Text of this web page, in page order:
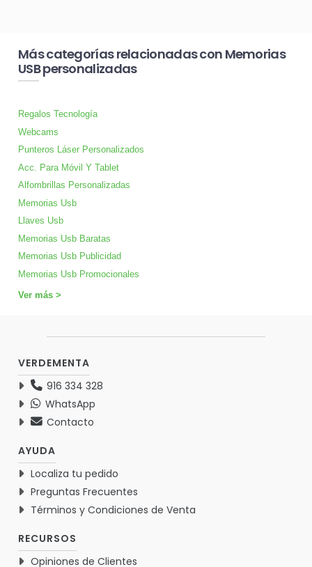
Más categorías relacionadas con Memorias
USB personalizadas
Regalos Tecnología
Webcams
Punteros Láser Personalizados
Acc. Para Móvil Y Tablet
Alfombrillas Personalizadas
Memorias Usb
Llaves Usb
Memorias Usb Baratas
Memorias Usb Publicidad
Memorias Usb Promocionales
Ver más >
VERDEMENTA
916 334 328
WhatsApp
Contacto
AYUDA
Localiza tu pedido
Preguntas Frecuentes
Términos y Condiciones de Venta
RECURSOS
Opiniones de Clientes